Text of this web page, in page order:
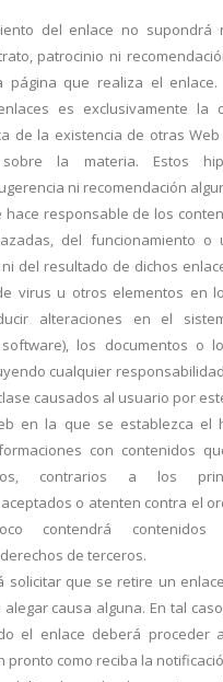
del enlace no supondrá
patrocinio ni
página que realiza el
es exclusivamente la
de la existencia de otras
sobre la materia. Estos
ni recomendación
hace responsable de los
del funcionamiento o
del resultado de dichos
virus u otros elementos en
alteraciones en el
los documentos o
cualquier
causados al usuario por
en la que se establezca el
con contenidos
contrarios a los
o atenten contra el
contendrá
de terceros.
solicitar que se retire un
causa alguna. En tal
el enlace deberá proceder
pronto como reciba la